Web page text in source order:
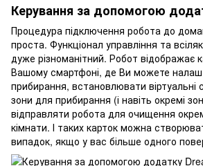
Керування за допомогою
Процедура підключення робота до
проста. Функціонал управління та
дуже різноманітний. Робот відображає
Вашому смартфоні, де Ви можете
прибирання, встановлювати віртуальні
зони для прибирання (і навіть окремі
відправляти робота для очищення
кімнати. І таких карток можна
випадок, якщо у вас більше одного